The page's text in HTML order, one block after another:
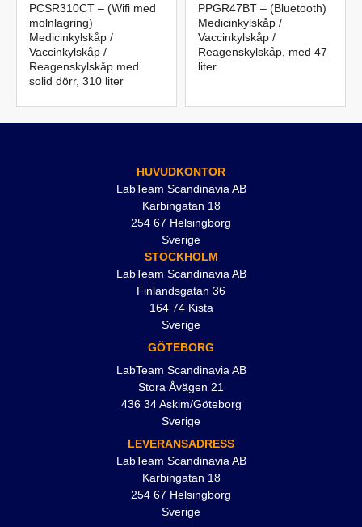
PCSR310CT – (Wifi med
molnlagring)
Medicinkylskåp /
Vaccinkylskåp /
Reagenskylskåp med
solid dörr, 310 liter
PPGR47BT – (Bluetooth)
Medicinkylskåp /
Vaccinkylskåp /
Reagenskylskåp, med 47
liter
HUVUDKONTOR
LabTeam Scandinavia AB
Karbingatan 18
254 67 Helsingborg
Sverige
STOCKHOLM
LabTeam Scandinavia AB
Finlandsgatan 36
164 74 Kista
Sverige
GÖTEBORG
LabTeam Scandinavia AB
Stora Åvägen 21
436 34 Askim/Göteborg
Sverige
LEVERANSADRESS
LabTeam Scandinavia AB
Karbingatan 18
254 67 Helsingborg
Sverige